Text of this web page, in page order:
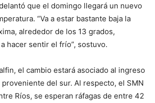
que el domingo llegará un nuevo
“Va a estar bastante baja la
alrededor de los 13 grados,
hacer sentir el frío”, sostuvo.
el cambio estará asociado al ingreso
del sur. Al respecto, el SMN
Ríos, se esperan ráfagas de entre 42